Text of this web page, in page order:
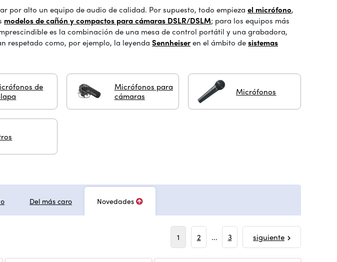
por alto un equipo de audio de calidad. Por supuesto, todo empieza el micrófono,
modelos de cañón y compactos para cámaras DSLR/DSLM; para los equipos más
es la combinación de una mesa de control portátil y una grabadora,
respetado como, por ejemplo, la leyenda Sennheiseren el ámbito desistemas
de
Micrófonos para
cámaras
Micrófonos
Del más caro Novedades
1 2 ... 3 siguiente